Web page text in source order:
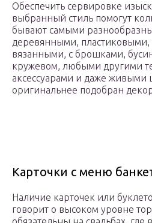
Обеспечить сервировке
выбранный стиль помогут
бывают самыми
деревянными,
вязанными, с брошками,
кружевом, любыми другими
аксессуарами и даже живыми
оригинальнее подобран
Карточки с меню
Наличие карточек или
говорит о высоком уровне